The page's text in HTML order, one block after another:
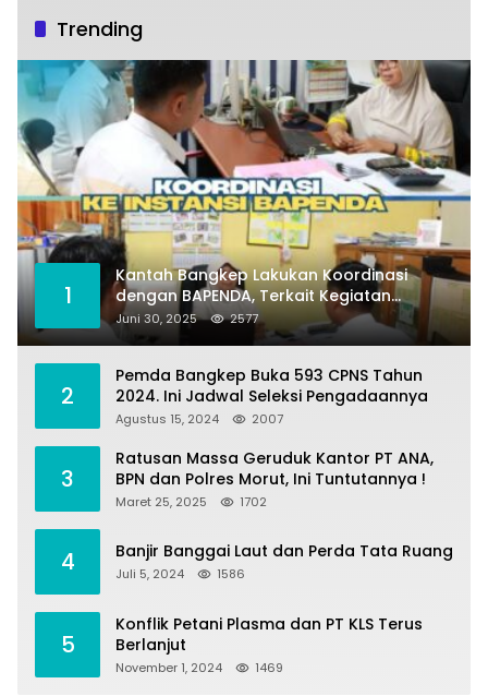
Trending
1
Kantah Bangkep Lakukan Koordinasi
dengan BAPENDA, Terkait Kegiatan
Fasilitasi Penilaian Tanah dan Ekonomi
Pertanahan
Juni 30, 2025 2577
2
Pemda Bangkep Buka 593 CPNS Tahun
2024. Ini Jadwal Seleksi Pengadaannya
Agustus 15, 2024 2007
3
Ratusan Massa Geruduk Kantor PT ANA,
BPN dan Polres Morut, Ini Tuntutannya !
Maret 25, 2025 1702
4 Banjir Banggai Laut dan Perda Tata Ruang
Juli 5, 2024 1586
5
Konflik Petani Plasma dan PT KLS Terus
Berlanjut
November 1, 2024 1469